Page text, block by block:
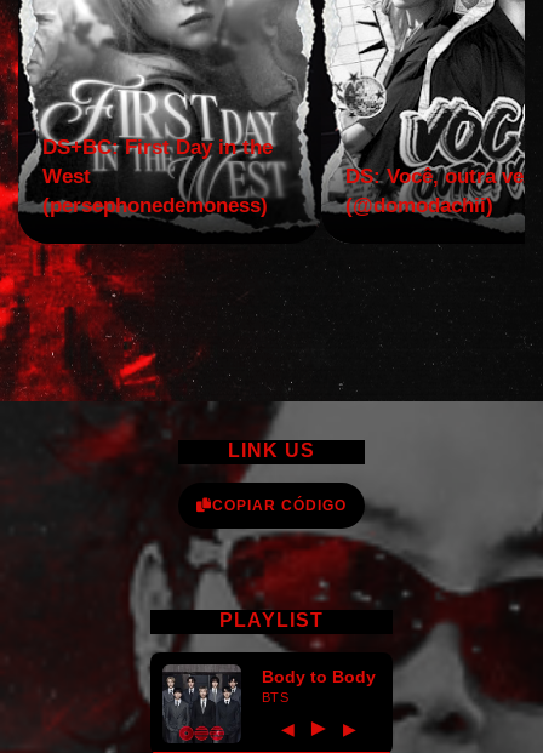
DS+BC: First Day in the
West
(persephonedemoness)
DS: Você, outra vez!
(@domodachii)
LINK US
COPIAR CÓDIGO
PLAYLIST
Body to Body
BTS
◀ ► ▶